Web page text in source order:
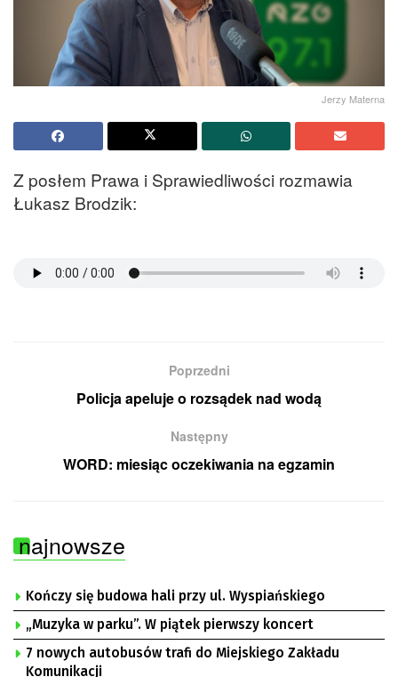
Jerzy Materna
Z posłem Prawa i Sprawiedliwości rozmawia
Łukasz Brodzik:
Poprzedni
Policja apeluje o rozsądek nad wodą
Następny
WORD: miesiąc oczekiwania na egzamin
najnowsze
Kończy się budowa hali przy ul. Wyspiańskiego
„Muzyka w parku”. W piątek pierwszy koncert
7 nowych autobusów trafi do Miejskiego Zakładu
Komunikacji